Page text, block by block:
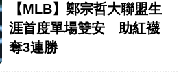
【MLB】鄭宗哲大聯盟生
涯首度單場雙安 助紅襪
奪3連勝